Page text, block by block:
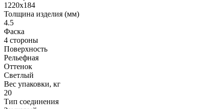
1220x184
Толщина изделия (мм)
4.5
Фаска
4 стороны
Поверхность
Рельефная
Оттенок
Светлый
Вес упаковки, кг
20
Тип соединения